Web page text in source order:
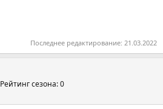
Последнее редактирование: 21.03.2022
Рейтинг сезона: 0